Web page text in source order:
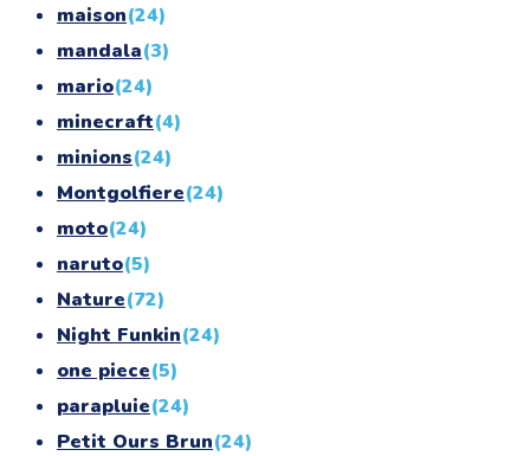
maison(24)
mandala(3)
mario(24)
minecraft(4)
minions(24)
Montgolfiere(24)
moto(24)
naruto(5)
Nature(72)
Night Funkin(24)
one piece(5)
parapluie(24)
Petit Ours Brun(24)